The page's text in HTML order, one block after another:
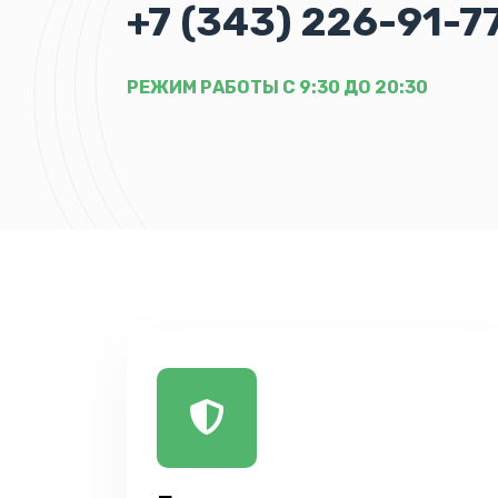
+7 (343) 226-91-
РЕЖИМ РАБОТЫ С 9:30 ДО 20:30